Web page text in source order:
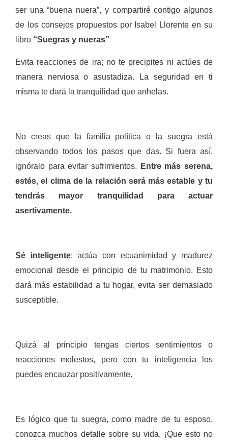
ser una “buena nuera”, y compartiré contigo algunos
de los consejos propuestos por Isabel Llorente en su
libro “Suegras y nueras”
Evita reacciones de ira; no te precipites ni actúes de
manera nerviosa o asustadiza. La seguridad en ti
misma te dará la tranquilidad que anhelas.
No creas que la familia política o la suegra está
observando todos los pasos que das. Si fuera así,
ignóralo para evitar sufrimientos.
Entre más serena,
estés, el clima de la relación será más estable y tu
tendrás mayor tranquilidad para actuar
asertivamente.
Sé inteligente: actúa con ecuanimidad y madurez
emocional desde el principio de tu matrimonio. Esto
dará más estabilidad a tu hogar, evita ser demasiado
susceptible.
Quizá al principio tengas ciertos sentimientos o
reacciones molestos, pero con tu inteligencia los
puedes encauzar positivamente.
Es lógico que tu suegra, como madre de tu esposo,
conozca muchos detalle sobre su vida. ¡Que esto no